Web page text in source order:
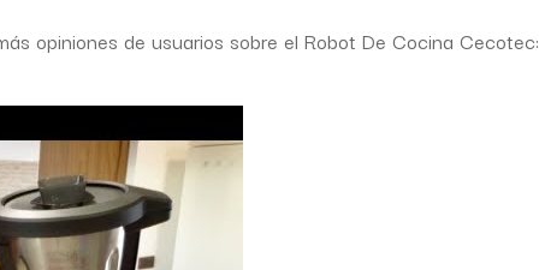
opiniones de usuarios sobre el Robot De Cocina Cecotec: